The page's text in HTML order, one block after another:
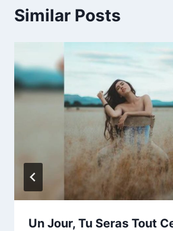
Similar Posts
Un Jour, Tu Seras Tout